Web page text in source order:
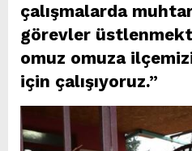
çalışmalarda
görevler
omuz omuza
için çalışıyoruz.”